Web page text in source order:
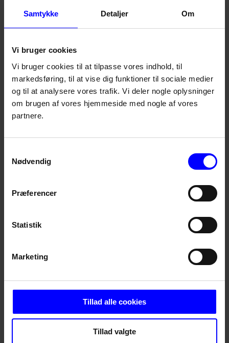
Samtykke Detaljer Om
Vi bruger cookies
Vi bruger cookies til at tilpasse vores indhold, til
markedsføring, til at vise dig funktioner til sociale medier
og til at analysere vores trafik. Vi deler nogle oplysninger
om brugen af vores hjemmeside med nogle af vores
partnere.
Nødvendig
Præferencer
Statistik
Marketing
Tillad alle cookies
Tillad valgte
fordi man har favoriseret HVO afgiftsmæssigt. Det har
gjort prisforskellen til diesel ganske lille. Hvis man
attraktivt for rigtig mange virksomheder,” slutter Per
Ollikainen.
Læs mere om HVO
Mød nogle af vores kunder
DCC Energi bliver officiel HVO-leverandør til